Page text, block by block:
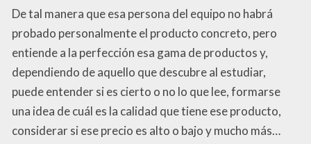
De tal manera que esa persona del equipo no habrá
probado personalmente el producto concreto, pero
entiende a la perfección esa gama de productos y,
dependiendo de aquello que descubre al estudiar,
puede entender si es cierto o no lo que lee, formarse
una idea de cuál es la calidad que tiene ese producto,
considerar si ese precio es alto o bajo y mucho más…